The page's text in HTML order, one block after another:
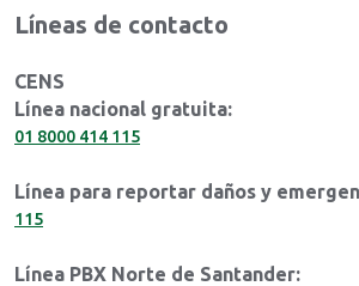
Líneas de contacto
CENS
Línea nacional gratuita:
01 8000 414 115
Línea para reportar daños y
115
Línea PBX Norte de Santander: